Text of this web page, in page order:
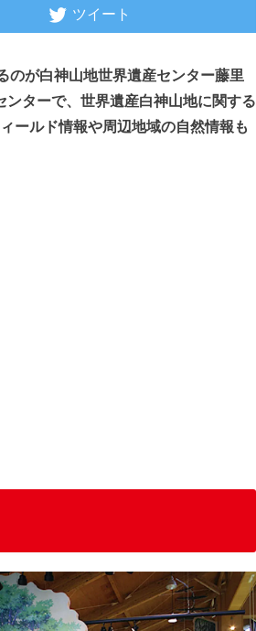
ツイート
のが白神山地世界遺産センター藤里
ターで、世界遺産白神山地に関する
ールド情報や周辺地域の自然情報も